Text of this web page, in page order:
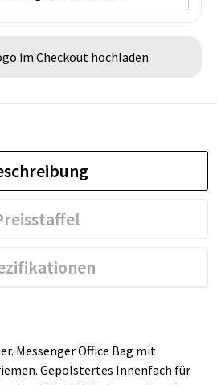
im Checkout hochladen
Messenger Office Bag mit
Gepolstertes Innenfach für